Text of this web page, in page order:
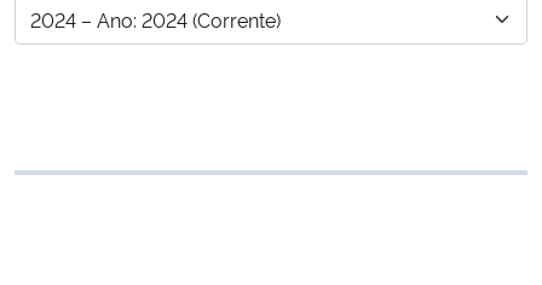
Ministério da Educação